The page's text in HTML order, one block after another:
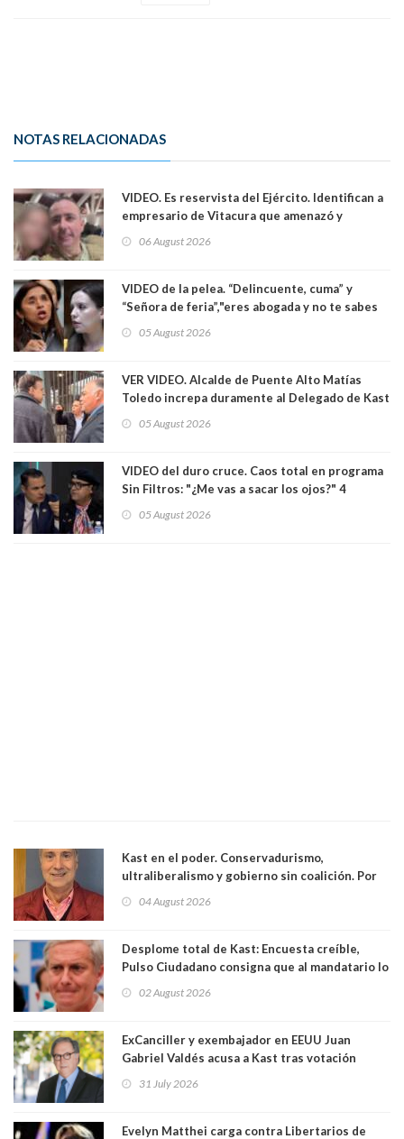
NOTAS RELACIONADAS
VIDEO. Es reservista del Ejército. Identifican a
empresario de Vitacura que amenazó y
al "ring raja". Se trata de Andrés Arrieta y la
06 August 2026
VIDEO de la pelea. “Delincuente, cuma” y
“Señora de feria”,"eres abogada y no te sabes
senadoras Camila Flores y Fabiola Campillai en
05 August 2026
VER VIDEO. Alcalde de Puente Alto Matías
Toledo increpa duramente al Delegado de Kast
delegado nuevamente arrancando"
05 August 2026
VIDEO del duro cruce. Caos total en programa
Sin Filtros: "¿Me vas a sacar los ojos?" 4
excarabinero que dejó ciego a Gustavo Gatica:
05 August 2026
Kast en el poder. Conservadurismo,
ultraliberalismo y gobierno sin coalición. Por
04 August 2026
Desplome total de Kast: Encuesta creíble,
Pulso Ciudadano consigna que al mandatario lo
sacó en primera vuelta. Rechazo es de 58.9% y
64.8%
02 August 2026
ExCanciller y exembajador en EEUU Juan
Gabriel Valdés acusa a Kast tras votación
"Si hay una persona responsable es él"
31 July 2026
Evelyn Matthei carga contra Libertarios de